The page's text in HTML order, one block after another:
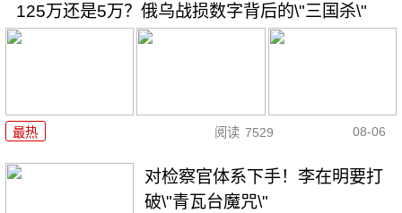
125万还是5万？俄乌战损数字背后的\"三国杀\"
最热 阅读 7529 08-06
对检察官体系下手！李在明要打
破\"青瓦台魔咒\"